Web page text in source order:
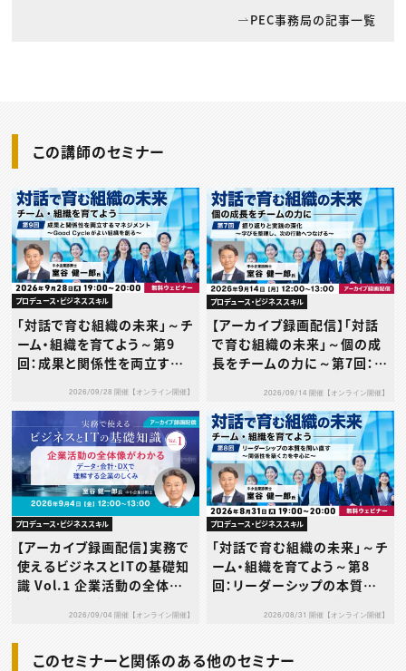
PEC事務局の記事一覧
この講師のセミナー
プロデュース・ビジネススキル
「対話で育む組織の未来」～チ
ーム・組織を育てよう～第9
回：成果と関係性を両立する
がよい組織を創る～
2026/09/28 開催【オンライン開催】
プロデュース・ビジネススキル
【アーカイブ録画配信】「対話
で育む組織の未来」～個の成
長をチームの力に～第7回：振
整理し、次の行動へつなげ
る〜
2026/09/14 開催【オンライン開催】
プロデュース・ビジネススキル
【アーカイブ録画配信】実務で
使えるビジネスとITの基礎知
識 Vol.1 企業活動の全体像
がわかる ～データ・会計・DX
で理解する企業のしくみ～
2026/09/04 開催【オンライン開催】
プロデュース・ビジネススキル
「対話で育む組織の未来」～チ
ーム・組織を育てよう～第8
回：リーダーシップの本質を
中心に～2026/08/31 開催【オンライン開催】
このセミナーと関係のある他のセミナー